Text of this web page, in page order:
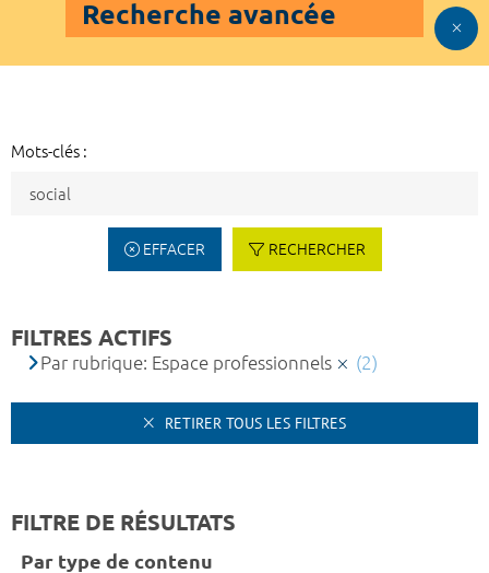
Recherche avancée
Mots-clés :
EFFACER RECHERCHER
FILTRES ACTIFS
Par rubrique: Espace professionnels (2)
RETIRER TOUS LES FILTRES
FILTRE DE RÉSULTATS
Par type de contenu